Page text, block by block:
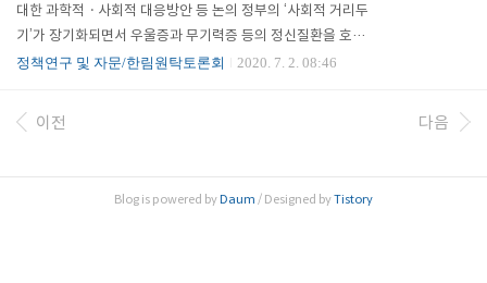
대한 과학적ㆍ사회적 대응방안 등 논의 정부의 ‘사회적 거리두
기’가 장기화되면서 우울증과 무기력증 등의 정신질환을 호소
하는 코로나 블루 환자들이 급증하고 있는 가운데, 우리나라의
어 관심이 집중되고 있다. 이에 한국과학기술한림원(원장 한
민구·이하 한림원)과 대한민국의학한림원(회장 임태환·이하
론회’를 온라인으로 개최했다. 양 기관은 이번 토론회를 통해
정책연구 및 자문/한림원탁토론회 2020. 7. 2. 08:46
이전 다음
Blog is powered byDaum / Designed byTistory